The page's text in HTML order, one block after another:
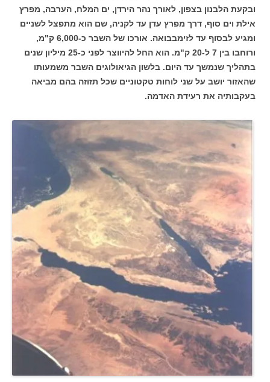
ובקעת הלבנון בצפון, לאורך נהר הירדן, ים המלח, הערבה, מפרץ
אילת וים סוף, דרך מפרץ עדן עד לקניה, שם הוא מתפצל לשניים
ומגיע לבסוף עד לזימבבואה. אורכו של השבר כ-6,000 ק"מ,
ורוחבו בין 7 ל-20 ק"מ. הוא החל להיווצר לפני כ-25 מיליון שנים
בתהליך שנמשך עד היום. בלשון הגיאולוגים השבר משמעותו
שהאזור יושב על שני לוחות טקטוניים שכל תזוזה בהם מביאה
בעקבותיה את רעידת האדמה.